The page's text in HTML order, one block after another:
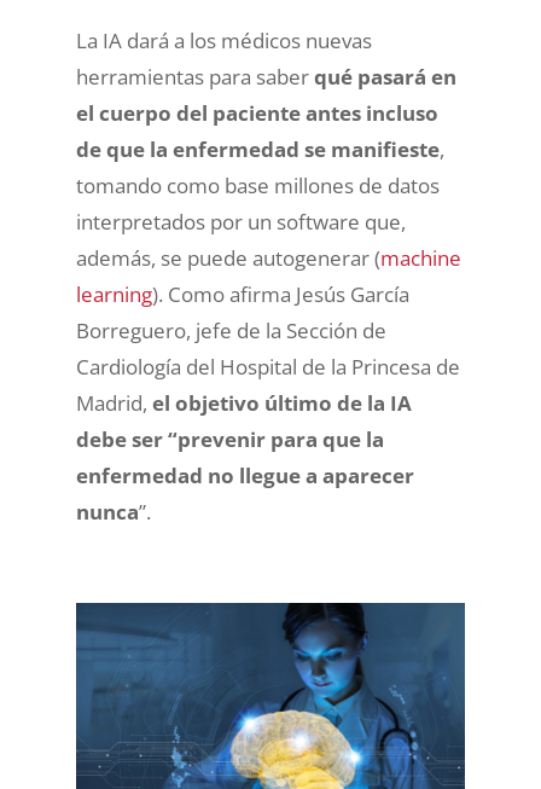
La IA dará a los médicos nuevas
herramientas para saberqué pasará en
el cuerpo del paciente antes incluso
de que la enfermedad se manifieste,
tomando como base millones de datos
interpretados por un software que,
además, se puede autogenerar (machine
learning). Como afirma Jesús García
Borreguero, jefe de la Sección de
Cardiología del Hospital de la Princesa de
Madrid, el objetivo último de la IA
debe ser “prevenir para que la
enfermedad no llegue a aparecer
nunca”.